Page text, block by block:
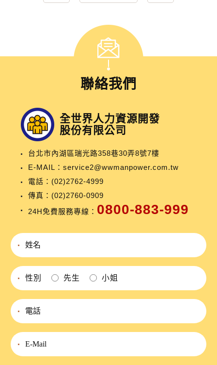
聯絡我們
全世界人力資源開發
股份有限公司
台北市內湖區瑞光路358巷30弄8號7樓
E-MAIL： service2@wwmanpower.com.tw
電話： (02)2762-4999
傳真：(02)2760-0909
24H免費服務專線： 0800-883-999
性別 先生 小姐